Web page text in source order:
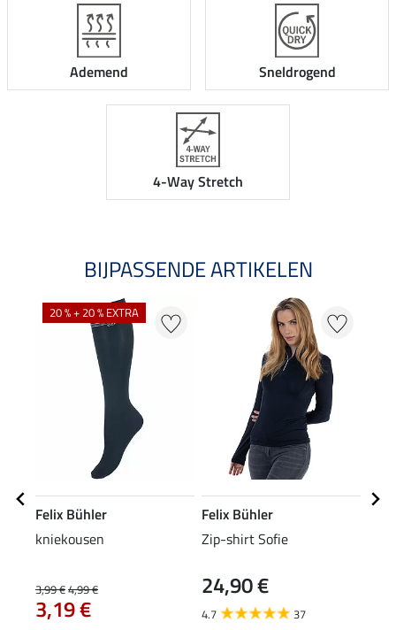
Ademend Sneldrogend
4-Way Stretch
BIJPASSENDE ARTIKELEN
20 % + 20 % EXTRA
Felix Bühler
kniekousen
3,99 €4,99 €
3,19 €
Felix Bühler
Zip-shirt Sofie
24,90 €
4.7 37